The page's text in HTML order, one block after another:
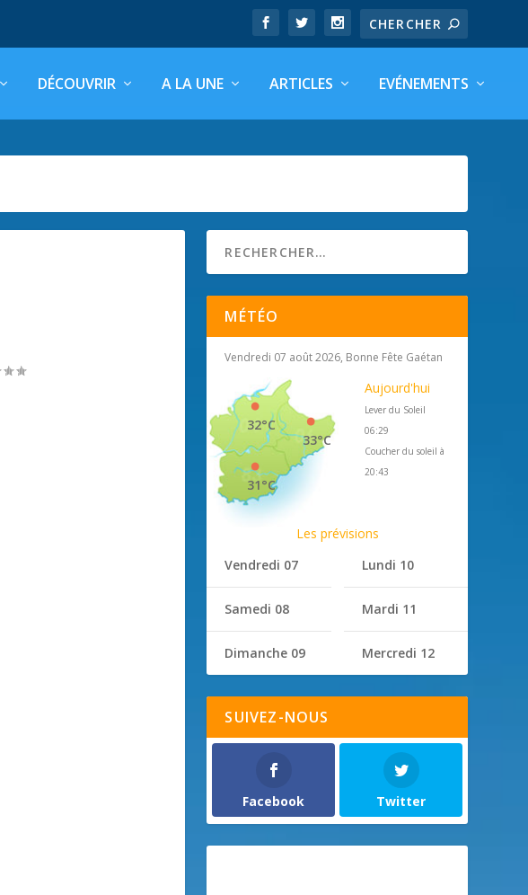
DÉCOUVRIR A LA UNE ARTICLES EVÉNEMENTS
MÉTÉO
Vendredi 07 août 2026, Bonne Fête Gaétan
33°C
32°C
31°C
Aujourd'hui
Lever du Soleil
06:29
Coucher du soleil à
20:43
Les prévisions
Vendredi 07
Samedi 08
Dimanche 09
Lundi 10
Mardi 11
Mercredi 12
SUIVEZ-NOUS
Facebook Twitter